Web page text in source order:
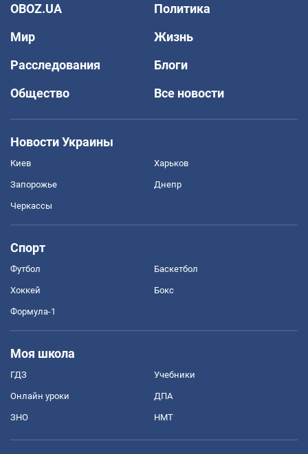
OBOZ.UA
Политика
Мир
Жизнь
Расследования
Блоги
Общество
Все новости
Новости Украины
Киев Харьков
Запорожье Днепр
Черкассы
Спорт
Футбол Баскетбол
Хоккей Бокс
Формула-1
Моя школа
ГДЗ Учебники
Онлайн уроки ДПА
ЗНО НМТ